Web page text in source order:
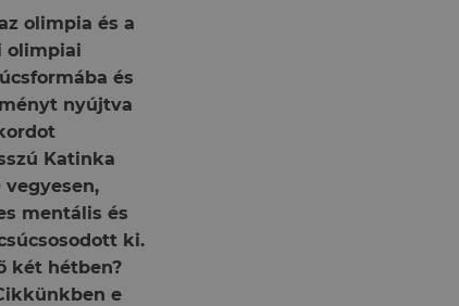
olimpia és a
olimpiai
és
nyújtva
Katinka
mentális és
ki.
két hétben?
e